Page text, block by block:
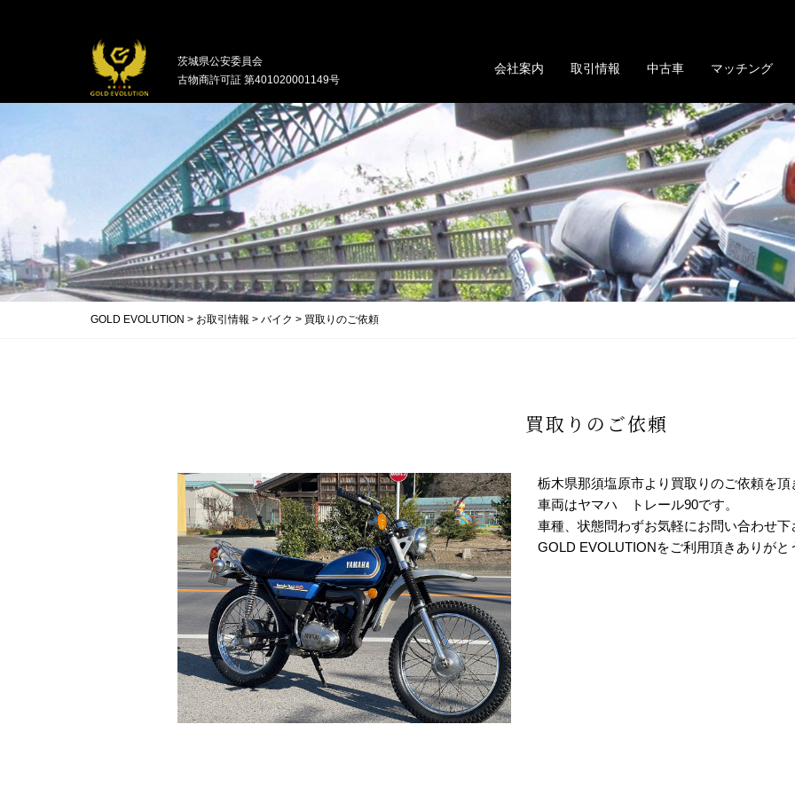
茨城県公安委員会
古物商許可証 第401020001149号
会社案内 取引情報 中古車 マッチング
GOLD EVOLUTION > お取引情報 > バイク > 買取りのご依頼
買取りのご依頼
栃木県那須塩原市より買取りのご依頼を頂
車両はヤマハ トレール90です。
車種、状態問わずお気軽にお問い合わせ下
GOLD EVOLUTIONをご利用頂きありがと